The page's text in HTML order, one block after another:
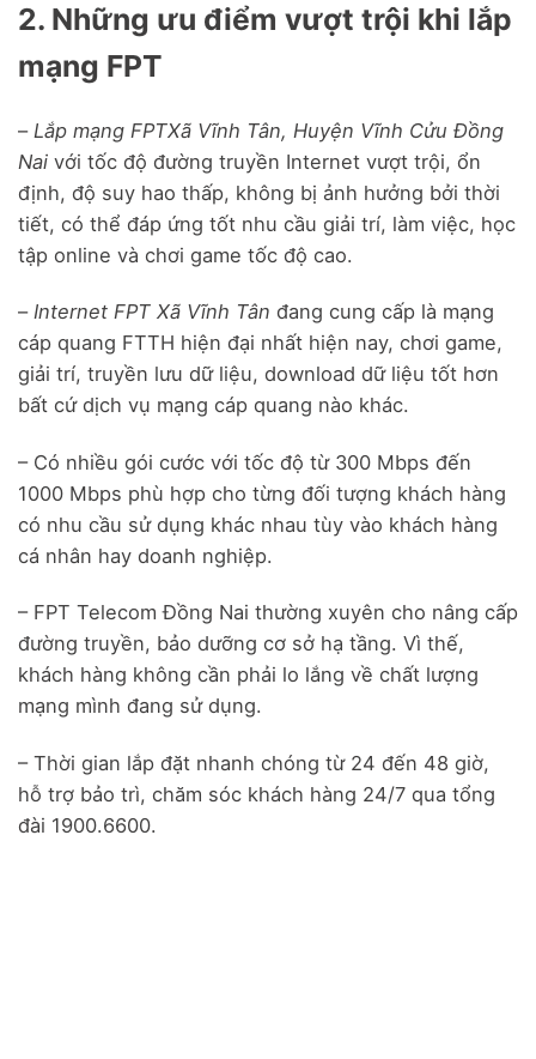
2. Những ưu điểm vượt trội khi lắp
mạng FPT
– Lắp mạng FPTXã Vĩnh Tân, Huyện Vĩnh Cửu Đồng
Nai với tốc độ đường truyền Internet vượt trội, ổn
định, độ suy hao thấp, không bị ảnh hưởng bởi thời
tiết, có thể đáp ứng tốt nhu cầu giải trí, làm việc, học
tập online và chơi game tốc độ cao.
– Internet FPT Xã Vĩnh Tân đang cung cấp là mạng
cáp quang FTTH hiện đại nhất hiện nay, chơi game,
giải trí, truyền lưu dữ liệu, download dữ liệu tốt hơn
bất cứ dịch vụ mạng cáp quang nào khác.
– Có nhiều gói cước với tốc độ từ 300 Mbps đến
1000 Mbps phù hợp cho từng đối tượng khách hàng
có nhu cầu sử dụng khác nhau tùy vào khách hàng
cá nhân hay doanh nghiệp.
– FPT Telecom Đồng Nai thường xuyên cho nâng cấp
đường truyền, bảo dưỡng cơ sở hạ tầng. Vì thế,
khách hàng không cần phải lo lắng về chất lượng
mạng mình đang sử dụng.
– Thời gian lắp đặt nhanh chóng từ 24 đến 48 giờ,
hỗ trợ bảo trì, chăm sóc khách hàng 24/7 qua tổng
đài 1900.6600.